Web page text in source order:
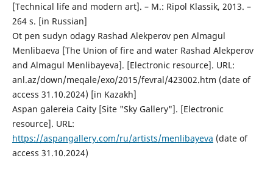
[Technical life and modern art]. – M.: Ripol Klassik, 2013. –
264 s. [in Russian]
Ot pen sudyn odagy Rashad Alekperov pen Almagul
Menlіbaeva [The Union of fire and water Rashad Alekperov
and Almagul Menlibayeva]. [Electronic resource]. URL:
anl.az/down/meqale/exo/2015/fevral/423002.htm (date of
access 31.10.2024) [in Kazakh]
Aspan galereia Caity [Site "Sky Gallery"]. [Electronic
resource]. URL:
https://aspangallery.com/ru/artists/menlibayeva (date of
access 31.10.2024)